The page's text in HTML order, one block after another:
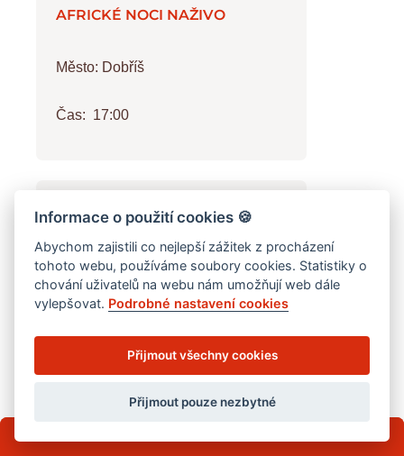
AFRICKÉ NOCI NAŽIVO
Město: Dobříš
Čas: 17:00
AFRICKÉ NOCI NAŽIVO
Město:Březnice
17:00
26. KVĚTEN
2026
Informace o použití cookies 🍪
Abychom zajistili co nejlepší zážitek z procházení
tohoto webu, používáme soubory cookies. Statistiky o
chování uživatelů na webu nám umožňují web dále
vylepšovat. Podrobné nastavení cookies
Přijmout všechny cookies
Přijmout pouze nezbytné